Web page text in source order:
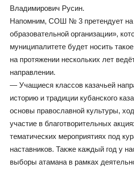
Владимирович Русин.
Напомним, СОШ № 3 претендует на
образовательной организации»,
муниципалитете будет носить
на протяжении нескольких лет
направлении.
— Учащиеся классов казачьей
историю и традиции кубанского
основы православной культуры,
участие в благотворительных
тематических мероприятиях под
наставников. Также каждый год у
выборы атамана в рамках